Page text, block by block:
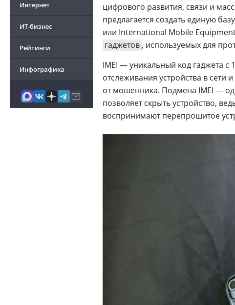
Интернет
ИТ-бизнес
Рейтинги
Инфографика
цифрового развития, связи и
предлагается создать единую
или International Mobile
гаджетов , используемых для
IMEI — уникальный код гаджета c
отслеживания устройства в сети и
от мошенника. Подмена IMEI —
позволяет скрыть устройство,
воспринимают перепрошитое